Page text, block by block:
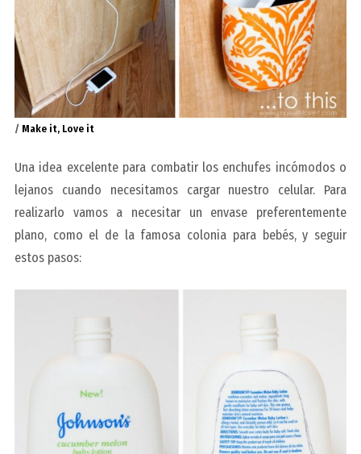
/ Make it, Love it
Una idea excelente para combatir los enchufes incómodos o
lejanos cuando necesitamos cargar nuestro celular. Para
realizarlo vamos a necesitar un envase preferentemente
plano, como el de la famosa colonia para bebés, y seguir
estos pasos: